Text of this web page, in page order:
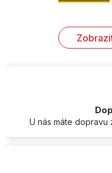
U nás máte dopravu